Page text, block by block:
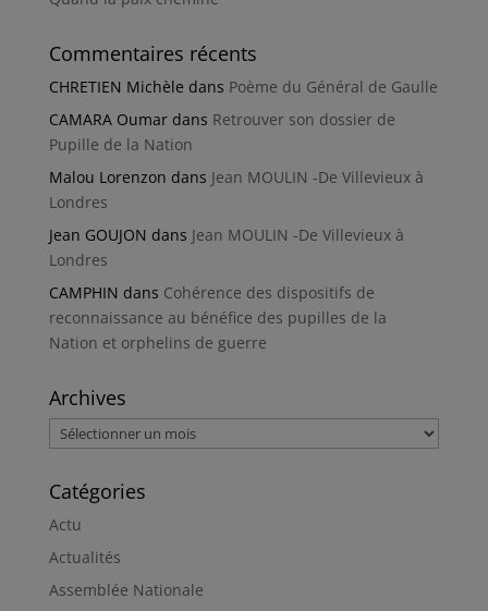
Commentaires récents
CHRETIEN Michèle dans Poème du Général de Gaulle
CAMARA Oumardans Retrouver son dossier de
Pupille de la Nation
Malou Lorenzon dans Jean MOULIN -De Villevieux à
Londres
Jean GOUJON dans Jean MOULIN -De Villevieux à
Londres
CAMPHIN dans Cohérence des dispositifs de
reconnaissance au bénéfice des pupilles de la
Nation et orphelins de guerre
Archives
Archives
Catégories
Actu
Actualités
Assemblée Nationale